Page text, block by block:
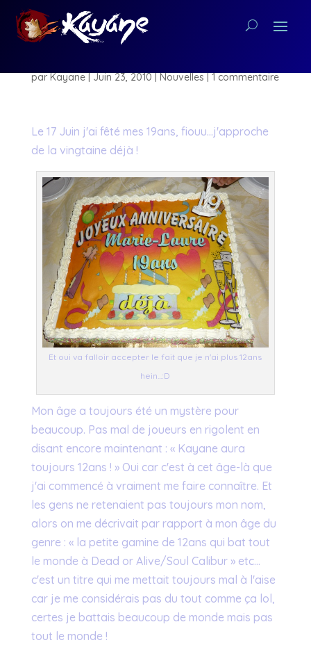
19 ans déjà !
parKayane|Juin 23, 2010|Nouvelles|1 commentaire
Le 17 Juin j'ai fêté mes 19ans, fiouu…j'approche
de la vingtaine déjà !
Et oui va falloir accepter le fait que je n'ai plus 12ans
hein...:D
Mon âge a toujours été un mystère pour
beaucoup. Pas mal de joueurs en rigolent en
disant encore maintenant : « Kayane aura
toujours 12ans ! » Oui car c'est à cet âge-là que
j'ai commencé à vraiment me faire connaître. Et
les gens ne retenaient pas toujours mon nom,
alors on me décrivait par rapport à mon âge du
genre : « la petite gamine de 12ans qui bat tout
le monde à Dead or Alive/Soul Calibur » etc…
c'est un titre qui me mettait toujours mal à l'aise
car je me considérais pas du tout comme ça lol,
certes je battais beaucoup de monde mais pas
tout le monde !